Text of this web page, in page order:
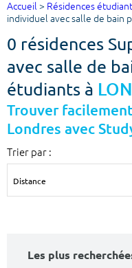
Ville, école
Budget min
Accueil > Résidences
individuel avec salle de bain
0 résidences
avec salle de
étudiants à
Trouver
Londres avec
Trier par :
Les plus